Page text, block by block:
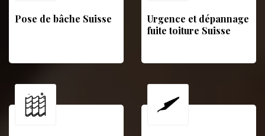
Pose de bâche Suisse
Urgence et dépannage
fuite toiture Suisse